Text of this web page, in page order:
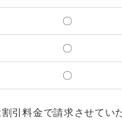
〇
〇
〇
引料金で請求させてい